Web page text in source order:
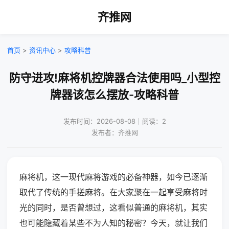
齐推网
首页 > 资讯中心 > 攻略科普
防守进攻!麻将机控牌器合法使用吗_小型控
牌器该怎么摆放-攻略科普
发布时间：2026-08-08｜阅读：2
发布者：齐推网
麻将机，这一现代麻将游戏的必备神器，如今已逐渐
取代了传统的手搓麻将。在大家聚在一起享受麻将时
光的同时，是否曾想过，这看似普通的麻将机，其实
也可能隐藏着某些不为人知的秘密？今天，就让我们